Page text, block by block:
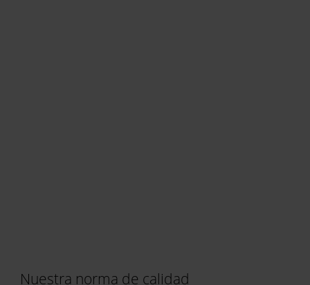
Nuestra norma de calidad